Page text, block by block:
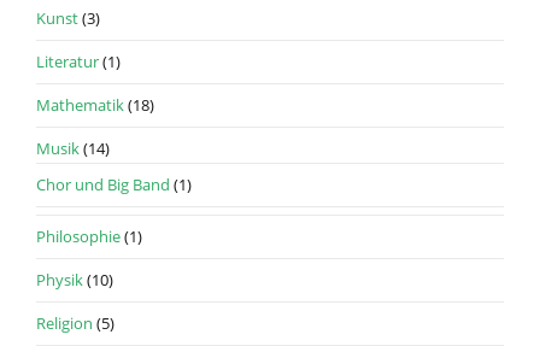
Kunst(3)
Literatur(1)
Mathematik(18)
Musik(14)
Chor und Big Band (1)
Philosophie(1)
Physik(10)
Religion (5)